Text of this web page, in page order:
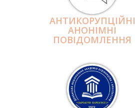
АНТИКОРУПЦІЙНІ
АНОНІМНІ
ПОВІДОМЛЕННЯ